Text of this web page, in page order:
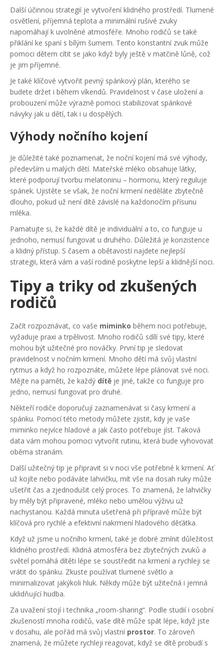
Další účinnou strategií je vytvoření klidného prostředí. Tlumené
osvětlení, příjemná teplota a minimální rušivé zvuky
napomáhají k uvolněné atmosféře. Mnoho rodičů se také
přiklání ke spaní s bílým šumem. Tento konstantní zvuk může
pomoci dětem cítit se jako když byly ještě v matčině lůně, což
je jim příjemné.
Je také klíčové vytvořit pevný spánkový plán, kterého se
budete držet i během víkendů. Pravidelnost v čase uložení a
probouzení může výrazně pomoci stabilizovat spánkové
návyky jak u dětí, tak i u dospělých.
Výhody nočního kojení
Je důležité také poznamenat, že noční kojení má své výhody,
především u malých dětí. Mateřské mléko obsahuje látky,
které podporují tvorbu melatoninu – hormonu, který reguluje
spánek. Ujistěte se však, že noční krmení neděláte zbytečně
dlouho, pokud už není dítě závislé na každonočím přísunu
mléka.
Pamatujte si, že každé dítě je individuální a to, co funguje u
jednoho, nemusí fungovat u druhého. Důležitá je konzistence
a klidný přístup. S časem a obětavostí najdete nejlepší
strategii, která vám a vaší rodině poskytne lepší a klidnější noci.
Tipy a triky od zkušených
rodičů
Začít rozpoznávat, co vaše miminko během noci potřebuje,
vyžaduje praxi a trpělivost. Mnoho rodičů sdílí své tipy, které
mohou být užitečné pro nováčky. První tip je sledovat
pravidelnost v nočním krmení. Mnoho dětí má svůj vlastní
rytmus a když ho rozpoznáte, můžete lépe plánovat své noci.
Mějte na paměti, že každý dítě je jiné, takže co funguje pro
jedno, nemusí fungovat pro druhé.
Někteří rodiče doporučují zaznamenávat si časy krmení a
spánku. Pomocí této metody můžete zjistit, kdy je vaše
miminko nejvíce hladové a jak často potřebuje jíst. Taková
data vám mohou pomoci vytvořit rutinu, která bude vyhovovat
oběma stranám.
Další užitečný tip je připravit si v noci vše potřebné k krmení. Ať
už kojíte nebo podáváte lahvičku, mít vše na dosah ruky může
ušetřit čas a zjednodušit celý proces. To znamená, že lahvičky
by měly být připravené, mléko nebo umělou výživu už
nachystanou. Každá minuta ušetřená při přípravě může být
klíčová pro rychlé a efektivní nakrmení hladového děťátka.
Když už jsme u nočního krmení, také je dobré zmínit důležitost
klidného prostředí. Klidná atmosféra bez zbytečných zvuků a
světel pomáhá dítěti lépe se soustředit na krmení a rychleji se
vrátit do spánku. Zkuste používat tlumené světlo a
minimalizovat jakýkoli hluk. Někdy může být užitečná i jemná
uklidňující hudba.
Za uvažení stojí i technika „room-sharing“. Podle studií i osobní
zkušeností mnoha rodičů, vaše dítě může spát lépe, když jste
v dosahu, ale pořád má svůj vlastní prostor. To zároveň
znamená, že můžete rychleji reagovat, když se dítě probudí s